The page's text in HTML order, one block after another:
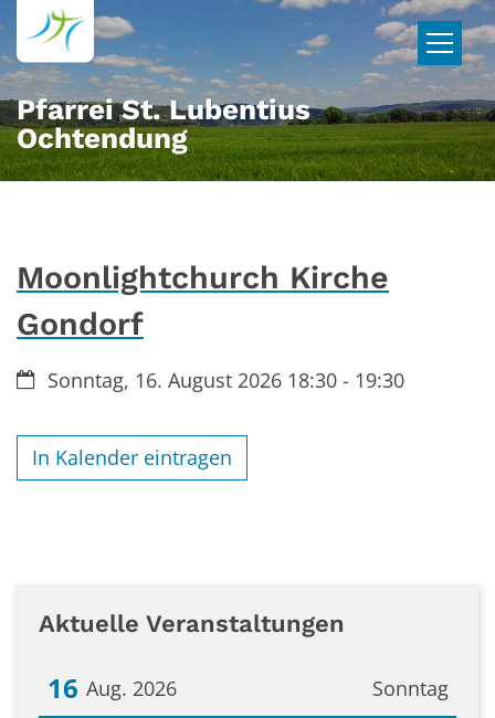
Zum Inhalt springen
Pfarrei St. Lubentius
Ochtendung
Moonlightchurch Kirche
Gondorf
Datum:Sonntag, 16. August 2026 18:30 - 19:30
In Kalender eintragen
Aktuelle Veranstaltungen
Sonntag
16 Aug. 2026